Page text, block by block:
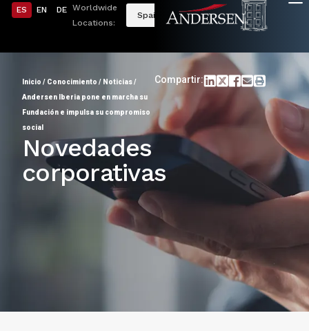
ES EN DE Worldwide
Locations:
Spain
Inicio / Conocimiento / Noticias/
Andersen Iberia pone en marcha su
Fundación e impulsa su compromiso
social
Compartir:
Novedades
corporativas